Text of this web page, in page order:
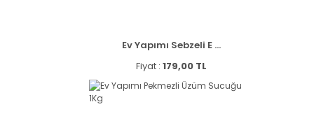
Ev Yapımı Sebzeli E ...
Fiyat : 179,00 TL